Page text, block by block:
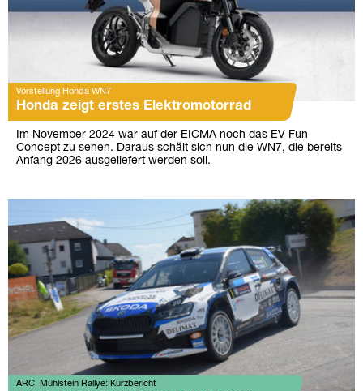
Vorstellung Honda WN7
Honda zeigt erstes Elektromotorrad
Im November 2024 war auf der EICMA noch das EV Fun
Concept zu sehen. Daraus schält sich nun die WN7, die bereits
Anfang 2026 ausgeliefert werden soll.
ARC, Mühlstein Rallye: Kurzbericht